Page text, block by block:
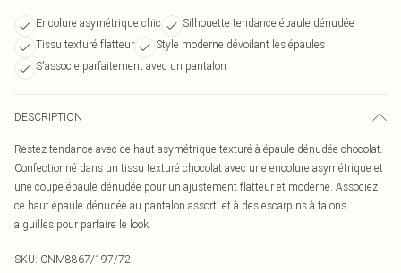
Encolure asymétrique chic
Silhouette tendance épaule dénudée
Tissu texturé flatteur
Style moderne dévoilant les épaules
S'associe parfaitement avec un pantalon
DESCRIPTION
Restez tendance avec ce haut asymétrique texturé à épaule dénudée chocolat.
Confectionné dans un tissu texturé chocolat avec une encolure asymétrique et
une coupe épaule dénudée pour un ajustement flatteur et moderne. Associez
ce haut épaule dénudée au pantalon assorti et à des escarpins à talons
aiguilles pour parfaire le look.
SKU: CNM8867/197/72